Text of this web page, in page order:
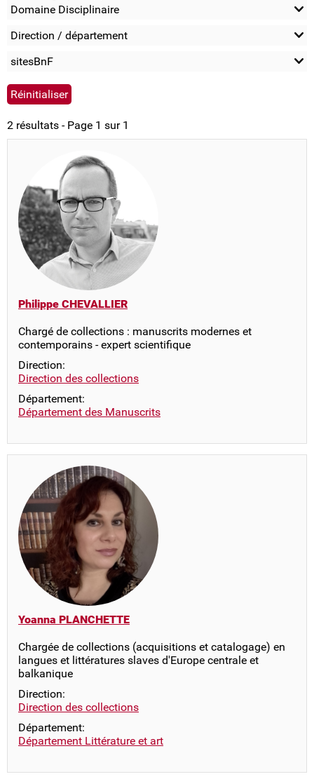
Domaine Disciplinaire
Direction / département
sitesBnF
2 résultats - Page 1 sur 1
Philippe CHEVALLIER
Chargé de collections : manuscrits modernes et
contemporains - expert scientifique
Direction:
Direction des collections
Département:
Département des Manuscrits
Yoanna PLANCHETTE
Chargée de collections (acquisitions et catalogage) en
langues et littératures slaves d'Europe centrale et
balkanique
Direction:
Direction des collections
Département:
Département Littérature et art